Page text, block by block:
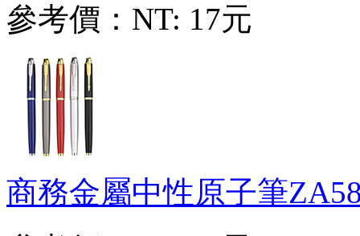
參考價： NT: 17元
商務金屬中性原子筆